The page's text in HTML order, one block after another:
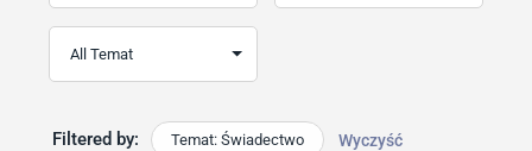
Filtered by: Temat: Świadectwo Wyczyść